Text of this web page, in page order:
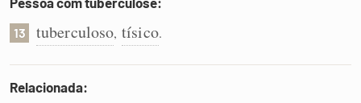
13 tuberculoso, tísico.
Relacionada: